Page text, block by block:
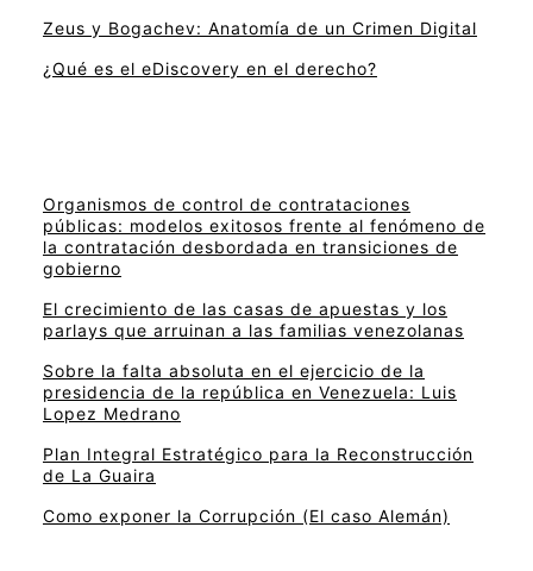
Zeus y Bogachev: Anatomía de un Crimen Digital
¿Qué es el eDiscovery en el derecho?
Organismos de control de contrataciones
públicas: modelos exitosos frente al fenómeno de
la contratación desbordada en transiciones de
gobierno
El crecimiento de las casas de apuestas y los
parlays que arruinan a las familias venezolanas
Sobre la falta absoluta en el ejercicio de la
presidencia de la república en Venezuela: Luis
Lopez Medrano
Plan Integral Estratégico para la Reconstrucción
de La Guaira
Como exponer la Corrupción (El caso Alemán)